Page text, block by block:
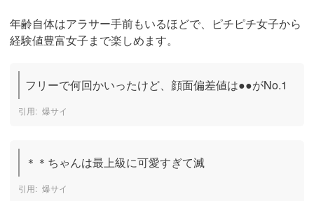
年齢自体はアラサー手前もいるほどで、ピチピチ女子から
経験値豊富女子まで楽しめます。
フリーで何回かいったけど、顔面偏差値は●●がNo.1
爆サイ
＊＊ちゃんは最上級に可愛すぎて滅
爆サイ